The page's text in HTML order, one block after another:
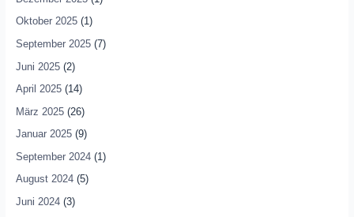
Oktober 2025(1)
September 2025(7)
Juni 2025(2)
April 2025(14)
März 2025(26)
Januar 2025(9)
September 2024(1)
August 2024(5)
Juni 2024(3)